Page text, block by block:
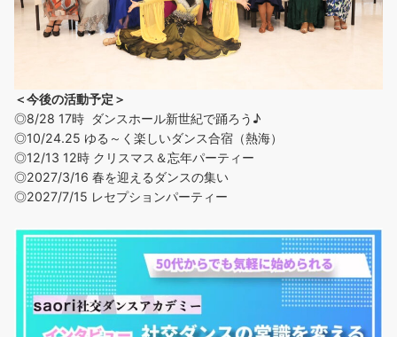
＜今後の活動予定＞
◎8/28 17時 ダンスホール新世紀で踊ろう♪
◎10/24.25 ゆる～く楽しいダンス合宿（熱海）
◎12/13 12時 クリスマス＆忘年パーティー
◎2027/3/16 春を迎えるダンスの集い
◎2027/7/15 レセプションパーティー